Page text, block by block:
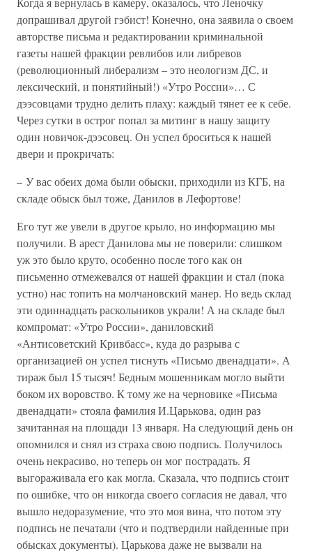
допрашивал другой гэбист! Конечно, она заявила о своем
авторстве письма и редактировании криминальной
газеты нашей фракции ревлибов или либревов
(революционный либерализм – это неологизм ДС, и
лексический, и понятийный!) «Утро России»… С
дээсовцами трудно делить плаху: каждый тянет ее к себе.
Через сутки в острог попал за митинг в нашу защиту
один новичок-дээсовец. Он успел броситься к нашей
двери и прокричать:
– У вас обеих дома были обыски, приходили из КГБ, на
складе обыск был тоже, Данилов в Лефортове!
Его тут же увели в другое крыло, но информацию мы
получили. В арест Данилова мы не поверили: слишком
уж это было круто, особенно после того как он
письменно отмежевался от нашей фракции и стал (пока
устно) нас топить на молчановский манер. Но ведь склад
эти одиннадцать раскольников украли! А на складе был
компромат: «Утро России», даниловский
«Антисоветский Кривбасс», куда до разрыва с
организацией он успел тиснуть «Письмо двенадцати». А
тираж был 15 тысяч! Бедным мошенникам могло выйти
боком их воровство. К тому же на черновике «Письма
двенадцати» стояла фамилия И.Царькова, один раз
зачитанная на площади 13 января. На следующий день он
опомнился и снял из страха свою подпись. Получилось
очень некрасиво, но теперь он мог пострадать. Я
выгораживала его как могла. Сказала, что подпись стоит
по ошибке, что он никогда своего согласия не давал, что
вышло недоразумение, что это моя вина, что потом эту
подпись не печатали (что и подтвердили найденные при
обысках документы). Царькова даже не вызвали на